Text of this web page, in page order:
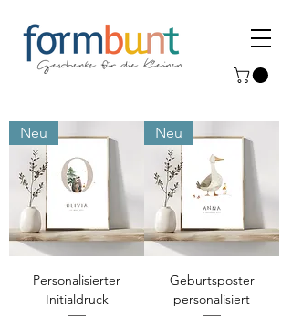
Neu
Personalisierter
Initialdruck
Neu
Geburtsposter
personalisiert